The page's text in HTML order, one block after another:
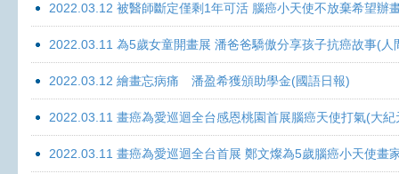
2022.03.12 被醫師斷定僅剩1年可活 腦癌小天使不放棄希望辦
2022.03.11 為5歲女童開畫展 潘爸爸驕傲分享孩子抗癌故事(人
2022.03.12 繪畫忘病痛 潘盈希獲頒助學金(國語日報)
2022.03.11 畫癌為愛巡迴全台感恩桃園首展腦癌天使打氣(大紀
2022.03.11 畫癌為愛巡迴全台首展 鄭文燦為5歲腦癌小天使畫